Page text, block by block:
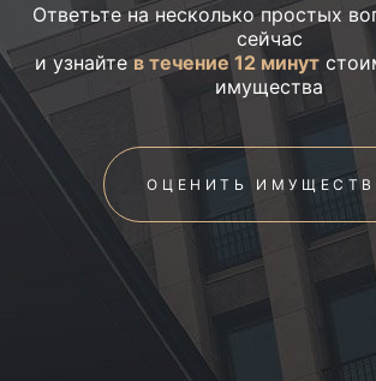
Ответьте на несколько простых
сейчас
и узнайтев течение 12 минут
имущества
ОЦЕНИТЬ